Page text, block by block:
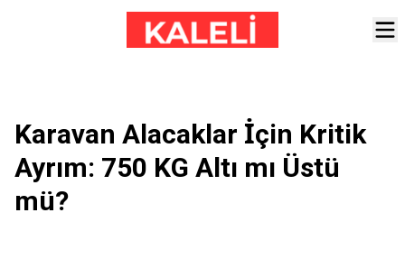
Karavan Alacaklar İçin Kritik
Ayrım: 750 KG Altı mı Üstü
mü?